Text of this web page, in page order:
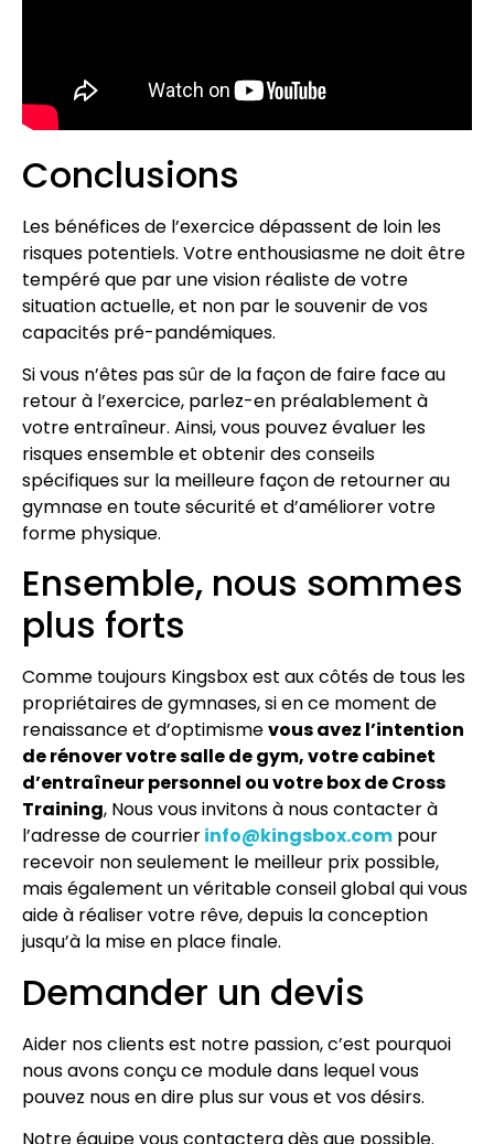
Conclusions
Les bénéfices de l’exercice dépassent de loin les
risques potentiels. Votre enthousiasme ne doit être
tempéré que par une vision réaliste de votre
situation actuelle, et non par le souvenir de vos
capacités pré-pandémiques.
Si vous n’êtes pas sûr de la façon de faire face au
retour à l’exercice, parlez-en préalablement à
votre entraîneur. Ainsi, vous pouvez évaluer les
risques ensemble et obtenir des conseils
spécifiques sur la meilleure façon de retourner au
gymnase en toute sécurité et d’améliorer votre
forme physique.
Ensemble, nous sommes
plus forts
Comme toujours Kingsbox est aux côtés de tous les
propriétaires de gymnases, si en ce moment de
renaissance et d’optimismevous avez l’intention
de rénover votre salle de gym, votre cabinet
d’entraîneur personnel ou votre box de Cross
Training, Nous vous invitons à nous contacter à
l’adresse de courrierinfo@kingsbox.com pour
recevoir non seulement le meilleur prix possible,
mais également un véritable conseil global qui vous
aide à réaliser votre rêve, depuis la conception
jusqu’à la mise en place finale.
Demander un devis
Aider nos clients est notre passion, c’est pourquoi
nous avons conçu ce module dans lequel vous
pouvez nous en dire plus sur vous et vos désirs.